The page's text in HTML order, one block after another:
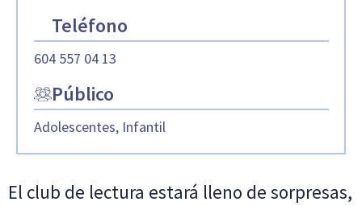
Teléfono
604 557 04 13
Público
Adolescentes, Infantil
El club de lectura estará lleno de sorpresas,